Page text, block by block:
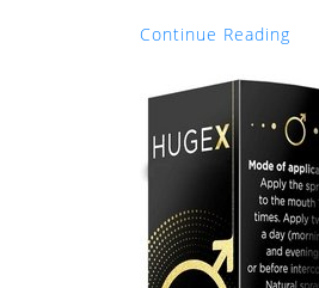
Continue Reading